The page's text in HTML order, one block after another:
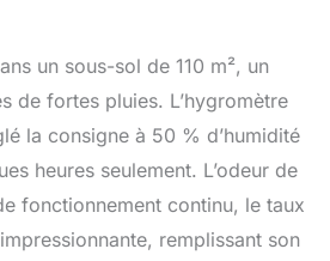
le mieux à votre espace
d'utilisation, vous permettant
pour maintenir des
Conception Pratique Pour
(345 x 410 x 665 mm) et
d air chambre est conçu à la
Il est livré avec des
le cordon
un sous-sol de 110 m², un
de fortes pluies. L’hygromètre
la consigne à 50 % d’humidité
heures seulement. L’odeur de
fonctionnement continu, le taux
remplissant son